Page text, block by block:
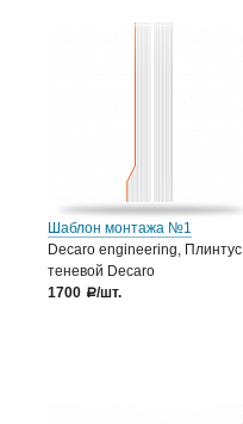
Шаблон монтажа №1
Decaro engineering, Плинтус
теневой Decaro
1700
a/шт.